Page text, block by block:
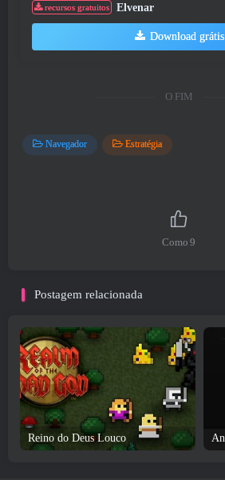
recursos gratuitos Elvenar
Download grátis
O FIM
Navegador Estratégia
Como 9
Postagem relacionada
Reino do Deus Louco